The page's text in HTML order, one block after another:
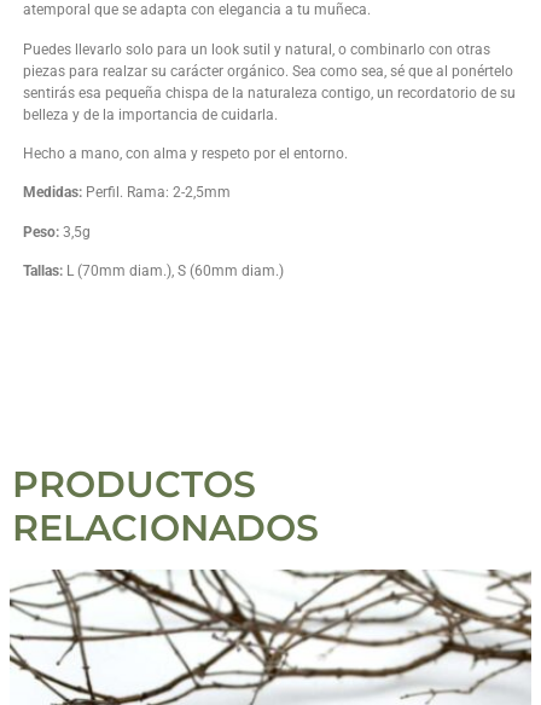
atemporal que se adapta con elegancia a tu muñeca.
Puedes llevarlo solo para un look sutil y natural, o combinarlo con otras
piezas para realzar su carácter orgánico. Sea como sea, sé que al ponértelo
sentirás esa pequeña chispa de la naturaleza contigo, un recordatorio de su
belleza y de la importancia de cuidarla.
Hecho a mano, con alma y respeto por el entorno.
Medidas: Perfil. Rama: 2-2,5mm
Peso: 3,5g
Tallas: L (70mm diam.), S (60mm diam.)
PRODUCTOS
RELACIONADOS